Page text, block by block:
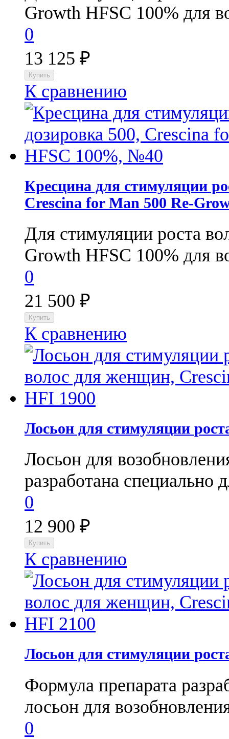
Growth HFSC 100% для
0
13 125 ₽
К сравнению
Кресцина для стимуляции
Crescina for Man 500 Re-
Для стимуляции роста
Growth HFSC 100% для
0
21 500 ₽
К сравнению
Лосьон для стимуляции
Лосьон для
разработана специально
0
12 900 ₽
К сравнению
Лосьон для стимуляции
Формула препарата
лосьон для
0